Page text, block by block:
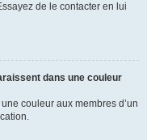
de le contacter en lui
dans une couleur
couleur aux membres d’un